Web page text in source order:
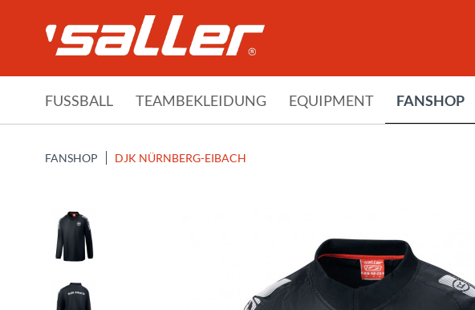
FUSSBALL TEAMBEKLEIDUNG EQUIPMENT FANSHOP
FANSHOP DJK NÜRNBERG-EIBACH